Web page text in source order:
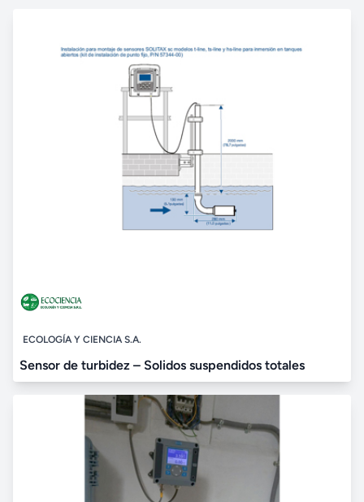
ECOLOGÍA Y CIENCIA S.A.
Sensor de turbidez – Solidos suspendidos totales